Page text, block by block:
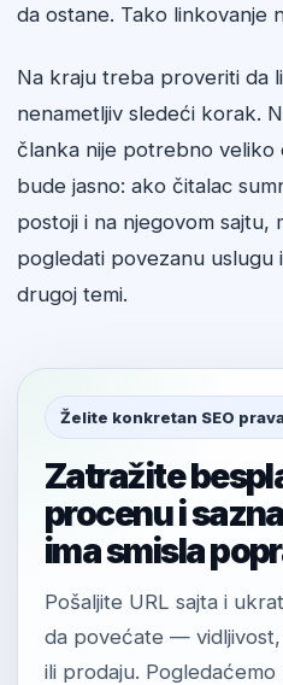
da ostane. Tako linkovanje
Na kraju treba proveriti da
nenametljiv sledeći korak.
članka nije potrebno veliko
bude jasno: ako čitalac
postoji i na njegovom sajtu,
pogledati povezanu uslugu
drugoj temi.
Želite konkretan SEO
Zatražite
procenu i
ima smisla
Pošaljite URL sajta i
da povećate —
ili prodaju.